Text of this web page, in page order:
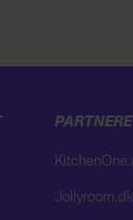
PARTNERE
Jollyroom.dk